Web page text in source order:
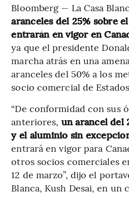
Bloomberg — La Casa
aranceles del 25% sobre
entrarán en vigor en
ya que el presidente
marcha atrás en una
aranceles del 50% a los
socio comercial de
“De conformidad con sus
anteriores, un arancel del
y el aluminio sin
entrará en vigor para
otros socios comerciales
12 de marzo”, dijo el
Blanca, Kush Desai, en un